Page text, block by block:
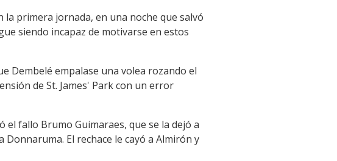
la primera jornada, en una noche que salvó
siendo incapaz de motivarse en estos
Dembelé empalase una volea rozando el
de St. James' Park con un error
fallo Brumo Guimaraes, que se la dejó a
El rechace le cayó a Almirón y